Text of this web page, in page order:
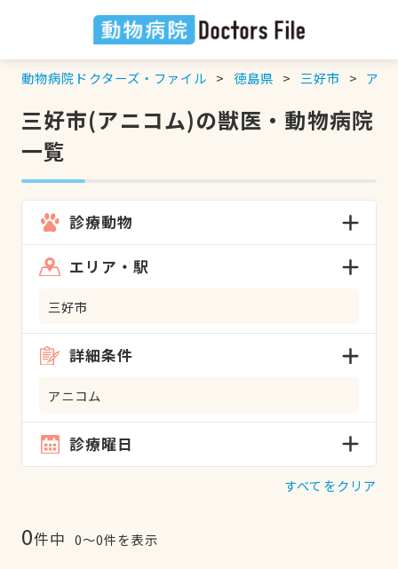
動物病院ドクターズ・ファイル 徳島県 三好市 アニ
三好市(アニコム)の獣医・動物病院
一覧
診療動物
エリア・駅
三好市
詳細条件
アニコム
診療曜日
すべてをクリア
0件中 0〜0件を表示